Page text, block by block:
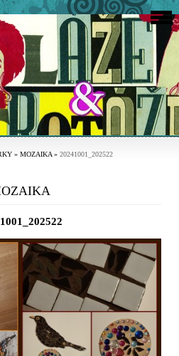
» MOZAIKA» 20241001_202522